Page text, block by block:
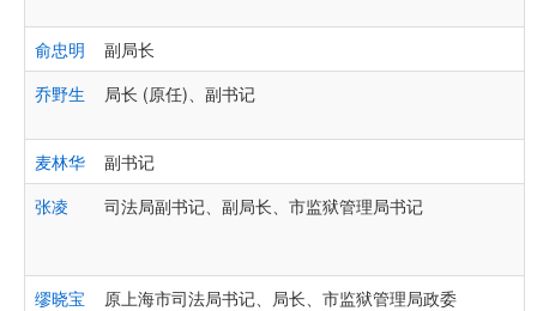
俞忠明
副局长
乔野生
局长 (原任)、副书记
麦林华
副书记
张凌
司法局副书记、副局长、市监狱管理局书记
缪晓宝 原上海市司法局书记、局长、市监狱管理局政委